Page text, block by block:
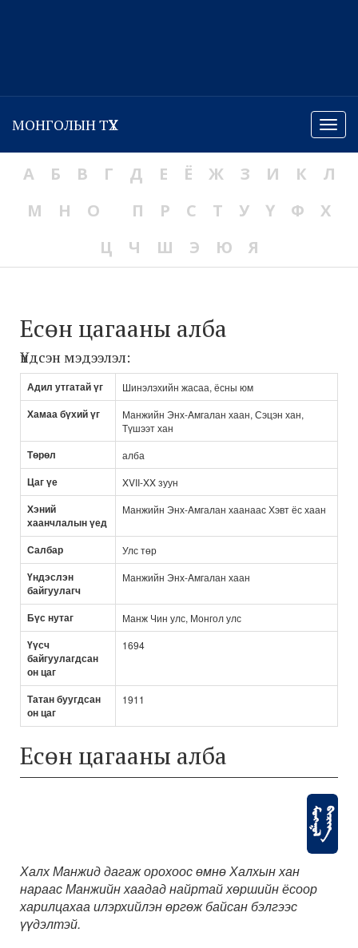
Menu
МОНГОЛЫН ТҮҮХ
А Б В Г Д Е Ё Ж З И К
Л
М
Н О П Р С Т У Ү Ф
Х
Ц
Ч Ш Э Ю Я
Есөн цагааны алба
Үндсэн мэдээлэл:
Адил утгатай үг Шинэлэхийн жасаа, ёсны юм
Хамаа бүхий үг
Манжийн Энх-Aмгалан хаан, Сэцэн хан,
Түшээт хан
Төрөл алба
Цаг үе XVII-XX зуун
Хэний
хаанчлалын үед
Манжийн Энх-Aмгалан хаанаас Хэвт ёс хаан
Салбар Улс төр
Үндэслэн
байгуулагч
Манжийн Энх-Aмгалан хаан
Бүс нутаг Манж Чин улс, Монгол улс
Үүсч
байгуулагдсан
он цаг
1694
Татан буугдсан
он цаг
1911
Есөн цагааны алба
Халх Манжид дагаж орохоос өмнө Халхын хан
нараас Манжийн хаадад найртай хөршийн ёсоор
харилцахаа илэрхийлэн өргөж байсан бэлгээс
үүдэлтэй.